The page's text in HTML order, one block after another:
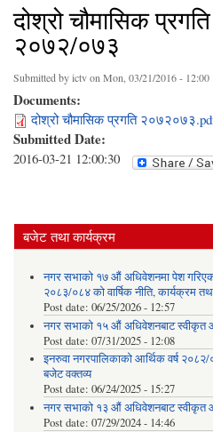
दोश्रो चौमासिक
२०७२/०७३
Submitted byictvon Mon, 03/21/2016 - 12:00
Documents:
दोश्रो चौमासिक प्रगति
Submitted Date:
2016-03-21 12:00:30
बजेट तथा कार्यक्रम
नगर सभाको १७ औं अधिवेशनमा पेश
२०८३/०८४ को वार्षिक नीति, कार्यक्रम
Post date: 06/25/2026 - 12:57
नगर सभाको १५ औं अधिवेशनबाट स्वीकृत
Post date: 07/31/2025 - 12:08
इनरुवा नगरपालिकाको आर्थिक वर्ष २०८२/
बजेट वक्तव्य
Post date: 06/24/2025 - 15:27
नगर सभाको १३ औं अधिवेशनबाट स्वीकृत
Post date: 07/29/2024 - 14:46